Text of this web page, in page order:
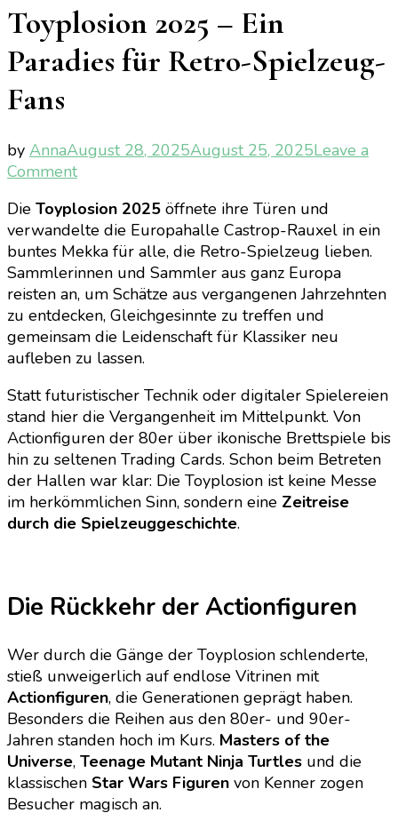
Toyplosion 2025 – Ein
Paradies für Retro-Spielzeug-
Fans
by AnnaAugust 28, 2025August 25, 2025Leave a
Commenton
2025
–
Ein
Paradies
für
Retro-
Spielzeug-
Fans
Die Toyplosion 2025 öffnete ihre Türen und
verwandelte die Europahalle Castrop-Rauxel in ein
buntes Mekka für alle, die Retro-Spielzeug lieben.
Sammlerinnen und Sammler aus ganz Europa
reisten an, um Schätze aus vergangenen Jahrzehnten
zu entdecken, Gleichgesinnte zu treffen und
gemeinsam die Leidenschaft für Klassiker neu
aufleben zu lassen.
Statt futuristischer Technik oder digitaler Spielereien
stand hier die Vergangenheit im Mittelpunkt. Von
Actionfiguren der 80er über ikonische Brettspiele bis
hin zu seltenen Trading Cards. Schon beim Betreten
der Hallen war klar: Die Toyplosion ist keine Messe
im herkömmlichen Sinn, sondern eine Zeitreise
durch die Spielzeuggeschichte.
Die Rückkehr der Actionfiguren
Wer durch die Gänge der Toyplosion schlenderte,
stieß unweigerlich auf endlose Vitrinen mit
Actionfiguren, die Generationen geprägt haben.
Besonders die Reihen aus den 80er- und 90er-
Jahren standen hoch im Kurs. Masters of the
Universe, Teenage Mutant Ninja Turtles und die
klassischen Star Wars Figuren von Kenner zogen
Besucher magisch an.